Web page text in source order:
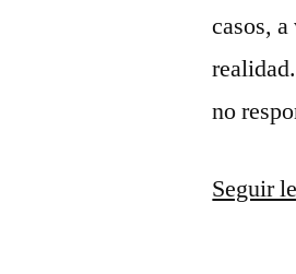
casos,
no
Seguir